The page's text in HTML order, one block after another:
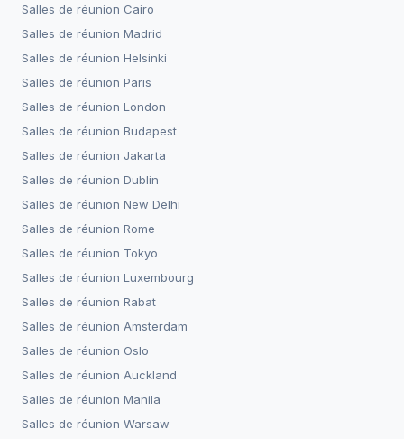
Salles de réunion Cairo
Salles de réunion Madrid
Salles de réunion Helsinki
Salles de réunion Paris
Salles de réunion London
Salles de réunion Budapest
Salles de réunion Jakarta
Salles de réunion Dublin
Salles de réunion New Delhi
Salles de réunion Rome
Salles de réunion Tokyo
Salles de réunion Luxembourg
Salles de réunion Rabat
Salles de réunion Amsterdam
Salles de réunion Oslo
Salles de réunion Auckland
Salles de réunion Manila
Salles de réunion Warsaw